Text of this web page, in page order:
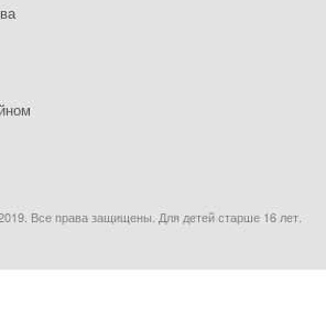
Все права защищены. Для детей старше 16 лет.